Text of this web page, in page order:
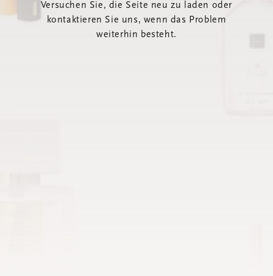
Versuchen Sie, die Seite neu zu laden oder
kontaktieren Sie uns, wenn das Problem
weiterhin besteht.